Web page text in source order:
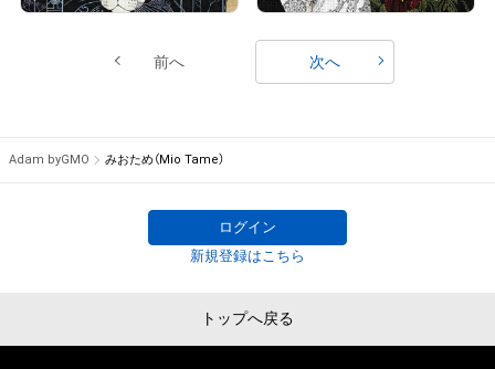
前へ 次へ
Adam byGMO みおため（Mio Tame）
ログイン
新規登録はこちら
トップへ戻る